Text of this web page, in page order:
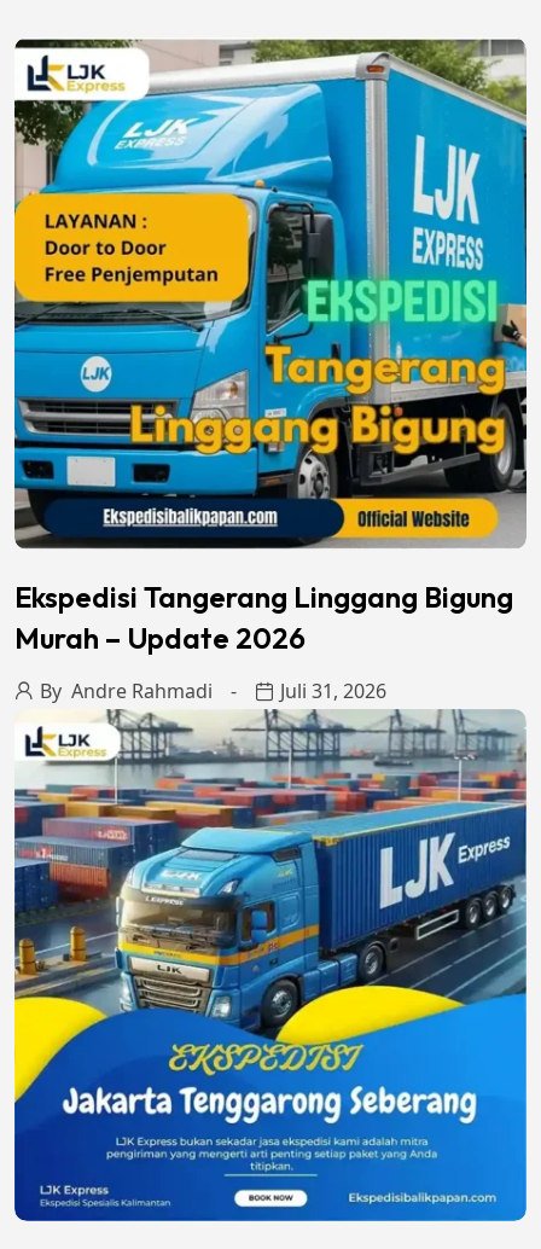
Ekspedisi Tangerang Linggang Bigung
Murah – Update 2026
By Andre Rahmadi Juli 31, 2026